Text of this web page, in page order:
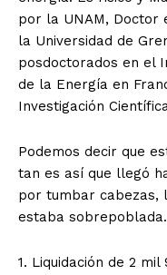
por la UNAM, Doctor
la Universidad de
posdoctorados en el
de la Energía en
Investigación
Podemos decir que
tan es así que llegó
por tumbar cabezas,
estaba sobrepoblada.
1. Liquidación de 2